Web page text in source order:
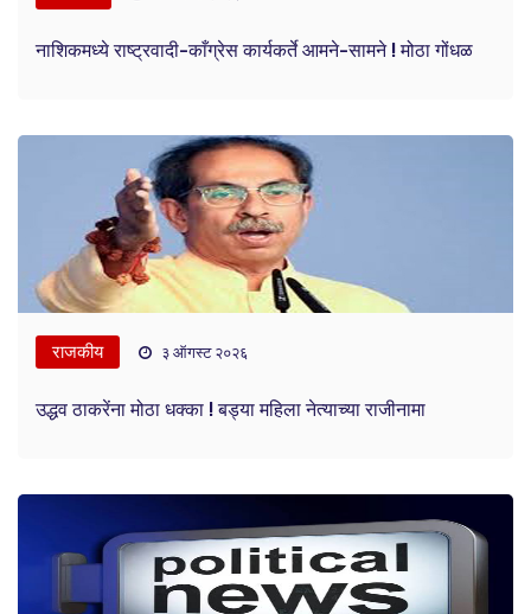
नाशिकमध्ये राष्ट्रवादी-काँग्रेस कार्यकर्ते आमने-सामने ! मोठा गोंधळ
राजकीय ३ ऑगस्ट २०२६
उद्धव ठाकरेंना मोठा धक्का ! बड्या महिला नेत्याच्या राजीनामा